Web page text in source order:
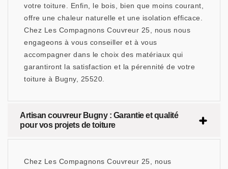
votre toiture. Enfin, le bois, bien que moins courant,
offre une chaleur naturelle et une isolation efficace.
Chez Les Compagnons Couvreur 25, nous nous
engageons à vous conseiller et à vous
accompagner dans le choix des matériaux qui
garantiront la satisfaction et la pérennité de votre
toiture à Bugny, 25520.
Artisan couvreur Bugny : Garantie et qualité
pour vos projets de toiture
Chez Les Compagnons Couvreur 25, nous